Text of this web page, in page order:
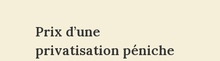
Prix d’une
privatisation péniche